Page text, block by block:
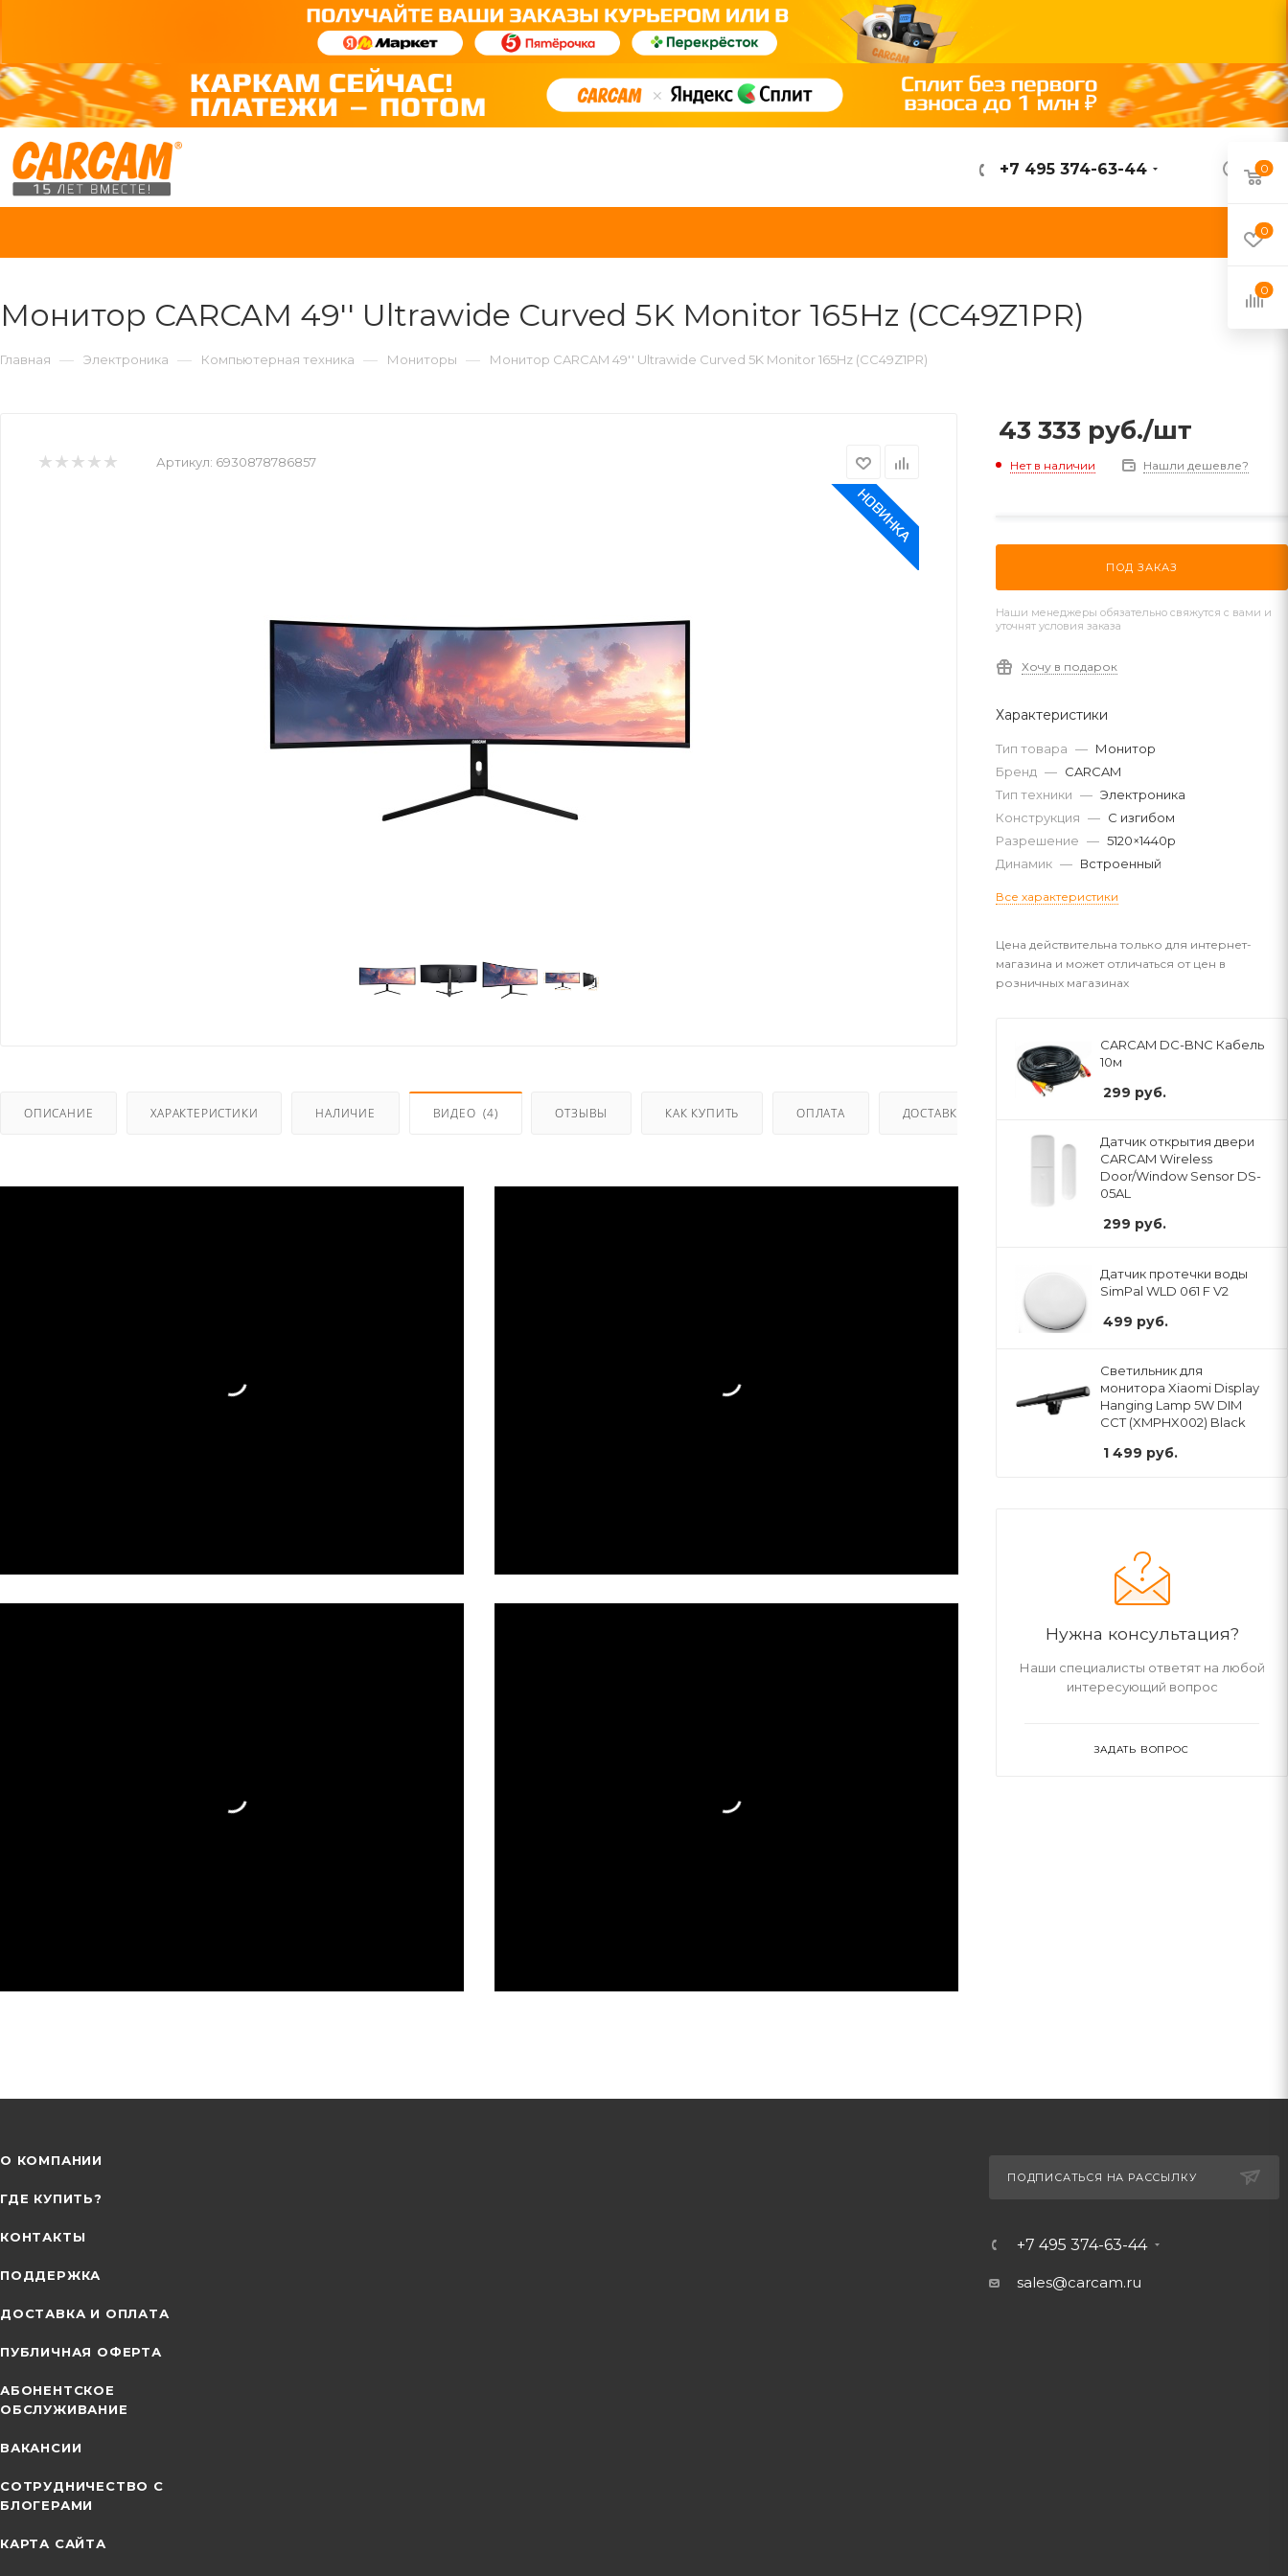
ВОЙТИ
+7 495 374-63-44
Монитор CARCAM 49'' Ultrawide Curved 5K Monitor 165Hz (CC49Z1PR)
Главная — Электроника — Компьютерная техника — Мониторы — Монитор CARCAM 49'' Ultrawide Curved 5K Monitor 165Hz (CC49Z1PR)
Артикул: 6930878786857
ОПИСАНИЕ ХАРАКТЕРИСТИКИ НАЛИЧИЕ ВИДЕО (4) ОТЗЫВЫ КАК КУПИТЬ ОПЛАТА ДОСТАВКА
43 333 руб./шт
Нет в наличии Нашли дешевле?
ПОД ЗАКАЗ
Наши менеджеры обязательно свяжутся с вами и
уточнят условия заказа
Хочу в подарок
Характеристики
Тип товара — Монитор
Бренд — CARCAM
Тип техники — Электроника
Конструкция — С изгибом
Разрешение — 5120×1440p
Динамик — Встроенный
Все характеристики
Цена действительна только для интернет-
магазина и может отличаться от цен в
розничных магазинах
CARCAM DC-BNC Кабель
10м
299 руб.
Датчик открытия двери
CARCAM Wireless
Door/Window Sensor DS-
05AL
299 руб.
Датчик протечки воды
SimPal WLD 061 F V2
499 руб.
Светильник для
монитора Xiaomi Display
Hanging Lamp 5W DIM
CCT (XMPHX002) Black
1 499 руб.
Нужна консультация?
Наши специалисты ответят на любой
интересующий вопрос
ЗАДАТЬ ВОПРОС
О КОМПАНИИ
ГДЕ КУПИТЬ?
КОНТАКТЫ
ПОДДЕРЖКА
ДОСТАВКА И ОПЛАТА
ПУБЛИЧНАЯ ОФЕРТА
АБОНЕНТСКОЕ
ОБСЛУЖИВАНИЕ
ВАКАНСИИ
СОТРУДНИЧЕСТВО С
БЛОГЕРАМИ
КАРТА САЙТА
ПОДПИСАТЬСЯ НА РАССЫЛКУ
+7 495 374-63-44
sales@carcam.ru
0
0
0